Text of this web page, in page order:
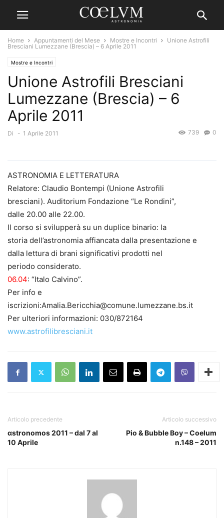
Home Appuntamenti del Mese Mostre e Incontri
Unione Astrofili
Bresciani Lumezzane (Brescia) – 6 Aprile 2011
Mostre e Incontri
Unione Astrofili Bresciani
Lumezzane (Brescia) – 6
Aprile 2011
Di - 1 Aprile 2011 0
739
ASTRONOMIA E LETTERATURA
Relatore: Claudio Bontempi (Unione Astrofili
bresciani). Auditorium Fondazione “Le Rondini”,
dalle 20.00 alle 22.00.
Il corso si svilupperà su un duplice binario: la
storia dell’astronomia affiancata dalla presentazione e
dalla lettura di brani significativi prodotti nel
periodo considerato.
06.04: “Italo Calvino”.
Per info e
iscrizioni:Amalia.Bericchia@comune.lumezzane.bs.it
Per ulteriori informazioni: 030/872164
www.astrofilibresciani.it
Articolo precedente
αstronomos 2011 – dal 7 al
10 Aprile
Articolo successivo
Pio & Bubble Boy – Coelum
n.148 – 2011